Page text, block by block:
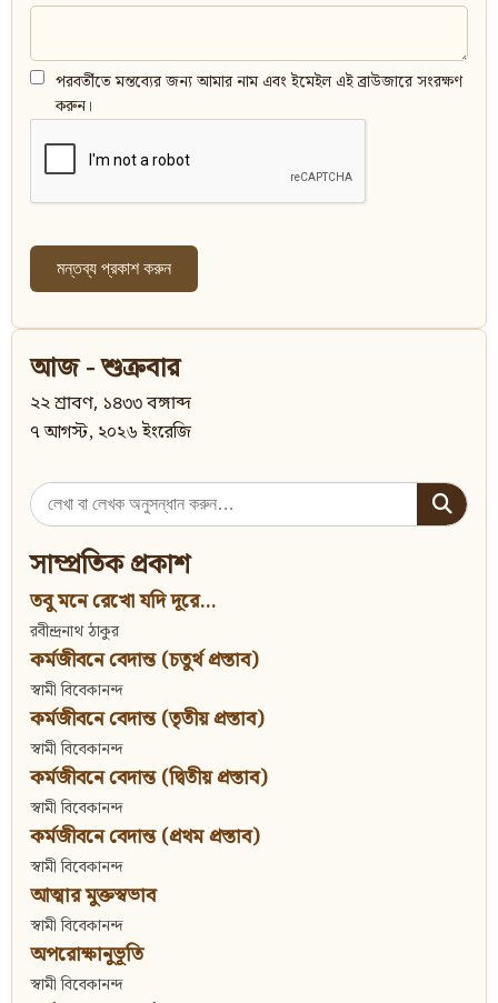
পরবর্তীতে মন্তব্যের জন্য আমার নাম এবং ইমেইল এই ব্রাউজারে সংরক্ষণ
করুন।
আজ - শুক্রবার
২২ শ্রাবণ, ১৪৩৩ বঙ্গাব্দ
৭ আগস্ট, ২০২৬ ইংরেজি
Search
for:
সাম্প্রতিক প্রকাশ
তবু মনে রেখো যদি দূরে...
রবীন্দ্রনাথ ঠাকুর
কর্মজীবনে বেদান্ত (চতুর্থ প্রস্তাব)
স্বামী বিবেকানন্দ
কর্মজীবনে বেদান্ত (তৃতীয় প্রস্তাব)
স্বামী বিবেকানন্দ
কর্মজীবনে বেদান্ত (দ্বিতীয় প্রস্তাব)
স্বামী বিবেকানন্দ
কর্মজীবনে বেদান্ত (প্রথম প্রস্তাব)
স্বামী বিবেকানন্দ
আত্মার মুক্তস্বভাব
স্বামী বিবেকানন্দ
অপরোক্ষানুভূতি
স্বামী বিবেকানন্দ